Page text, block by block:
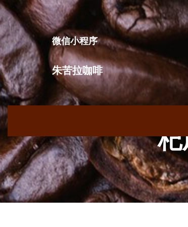
跳
至
内
容
微信小程序
朱苦拉咖啡